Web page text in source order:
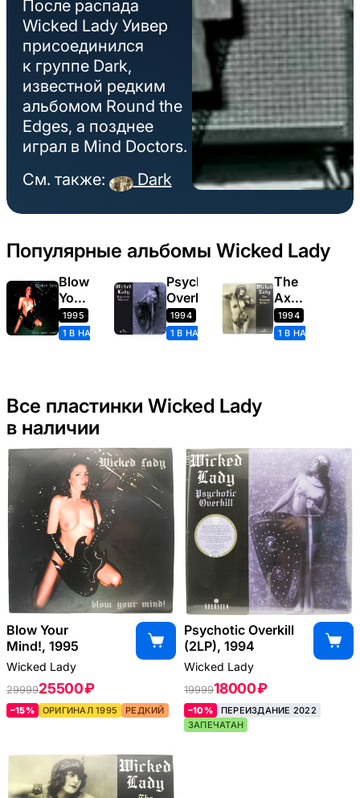
После распада
Wicked Lady Уивер
присоединился
к группе Dark,
известной редким
альбомом Round the
Edges, а позднее
играл в Mind Doctors.
См. также:
Dark
Популярные альбомы Wicked Lady
Blow
Your
Mind!
1995
1 В НАЛИЧИИ
Psychotic
Overkill
1994
1 В НАЛИЧИИ
The
Axeman
Cometh
1994
1 В НАЛИЧИИ
Все пластинки Wicked Lady
в наличии
Blow Your
Mind!, 1995
Wicked Lady
2999925500 ₽
–15% ОРИГИНАЛ 1995 РЕДКИЙ
Psychotic Overkill
(2LP), 1994
Wicked Lady
1999918000 ₽
–10%
ПЕРЕИЗДАНИЕ 2022
ЗАПЕЧАТАН